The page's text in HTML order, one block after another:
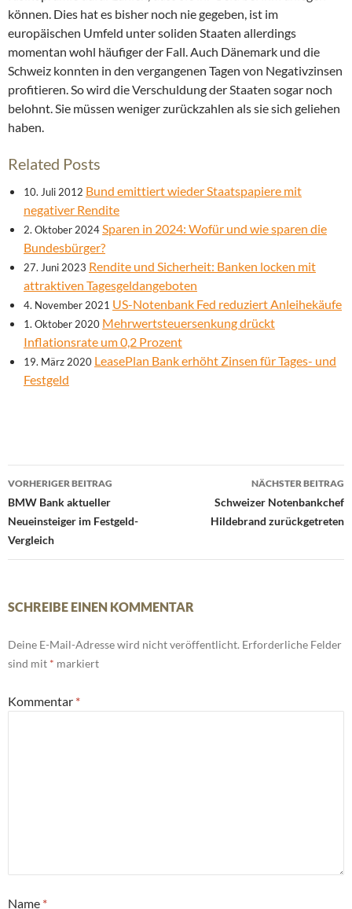
können. Dies hat es bisher noch nie gegeben, ist im
europäischen Umfeld unter soliden Staaten allerdings
momentan wohl häufiger der Fall. Auch Dänemark und die
Schweiz konnten in den vergangenen Tagen von Negativzinsen
profitieren. So wird die Verschuldung der Staaten sogar noch
belohnt. Sie müssen weniger zurückzahlen als sie sich geliehen
haben.
Related Posts
10. Juli 2012 Bund emittiert wieder Staatspapiere mit
negativer Rendite
2. Oktober 2024Sparen in 2024: Wofür und wie sparen die
Bundesbürger?
27. Juni 2023 Rendite und Sicherheit: Banken locken mit
attraktiven Tagesgeldangeboten
4. November 2021 US-Notenbank Fed reduziert Anleihekäufe
1. Oktober 2020 Mehrwertsteuersenkung drückt
Inflationsrate um 0,2 Prozent
19. März 2020 LeasePlan Bank erhöht Zinsen für Tages- und
Festgeld
Beitrags-
Navigation
VORHERIGER BEITRAG
BMW Bank aktueller
Neueinsteiger im Festgeld-
Vergleich
NÄCHSTER BEITRAG
Schweizer Notenbankchef
Hildebrand zurückgetreten
SCHREIBE EINEN KOMMENTAR
Deine E-Mail-Adresse wird nicht veröffentlicht. Erforderliche Felder
sind mit * markiert
Kommentar *
Name *